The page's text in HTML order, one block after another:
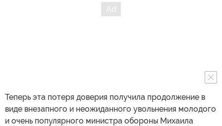
Теперь эта потеря доверия получила продолжение в
виде внезапного и неожиданного увольнения молодого
и очень популярного министра обороны Михаила